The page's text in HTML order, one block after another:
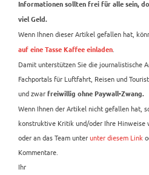
Informationen sollten frei für alle sein,
viel Geld.
Wenn Ihnen dieser Artikel gefallen hat,
auf eine Tasse Kaffee einladen.
Damit unterstützen Sie die journalistische
Fachportals für Luftfahrt, Reisen und
und zwar freiwillig ohne Paywall-Zwang.
Wenn Ihnen der Artikel nicht gefallen hat,
konstruktive Kritik und/oder Ihre Hinweise
oder an das Team unterunter diesem Link
Kommentare.
Ihr